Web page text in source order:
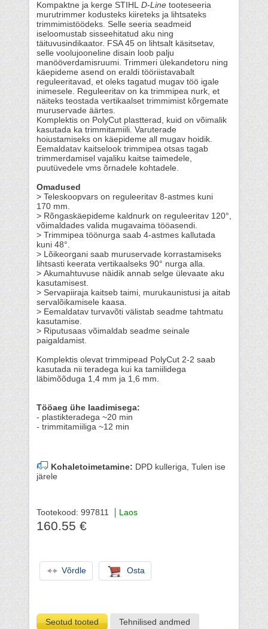
Kompaktne ja kerge STIHL D-Line tooteseeria
murutrimmer kodusteks kiireteks ja lihtsateks
trimmimistöödeks. Selle seeria seadmeid
iseloomustab sisseehitatud aku ning
täituvusindikaator. FSA 45 on lihtsalt käsitsetav,
selle voolujooneline disain loob palju
manööverdamisruumi. Trimmeri ülekandetoru ning
käepideme asend on eraldi tööriistavabalt
reguleeritavad, et oleks tagatud mugav töö igale
inimesele. Reguleeritav on ka trimmipea nurk, et
näiteks teostada vertikaalset trimmimist kõrgemate
muruservade äärtes.
Komplektis on PolyCut plastterad, kuid on võimalik
kasutada ka trimmitamiili. Varuterade
hoiustamiseks on käepideme all mugav hoidik.
Eemaldatav kaitselook trimmipea otsas tagab
trimmerdamisel vajaliku kaitse taimedele,
puutüvedele vms õrnadele kohtadele.
Omadused
> Teleskoopvars on reguleeritav 8-astmes kuni
170 mm.
> Rõngaskäepideme kaldnurk on reguleeritav 120°,
võimaldades valida mugavaima tööasendi.
> Trimmipea töönurga saab 4-astmes kallutada
kuni 48°.
> Lõikeorgani saab muruservade korrastamiseks
lihtsasti keerata vertikaalseks 90° nurga alla.
> Akumahtuvuse näidik annab selge ülevaate aku
kasutamisest.
> Servapiiraja kaitseb taimi, murukaunistusi ja aitab
servalõikamisele kaasa.
> Eemaldatav turvavõti välistab seadme tahtmatu
kasutamise.
> Riputusaas võimaldab seadme seinale
paigaldamist.
Komplektis olevat trimmipead PolyCut 2-2 saab
kasutada nii teradega kui ka tamiilidega
läbimõõduga 1,4 mm ja 1,6 mm.
Tööaeg ühe laadimisega:
- plastikteradega ~20 min
- trimmitamiiliga ~12 min
Kohaletoimetamine: DPD kulleriga, Tulen ise
järele
Tootekood: 997811 Laos
160.55 €
Võrdle Osta
Seotud tooted Tehnilised andmed